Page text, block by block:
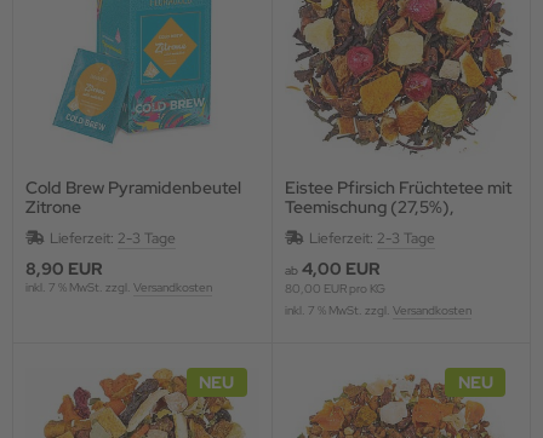
Cold Brew Pyramidenbeutel
Zitrone
Lieferzeit: 2-3 Tage
8,90 EUR
inkl. 7 % MwSt. zzgl. Versandkosten
Eistee Pfirsich Früchtetee mit
Teemischung (27,5%),
aromatisiert
Lieferzeit: 2-3 Tage
ab 4,00 EUR
80,00 EUR pro KG
inkl. 7 % MwSt. zzgl. Versandkosten
NEU NEU